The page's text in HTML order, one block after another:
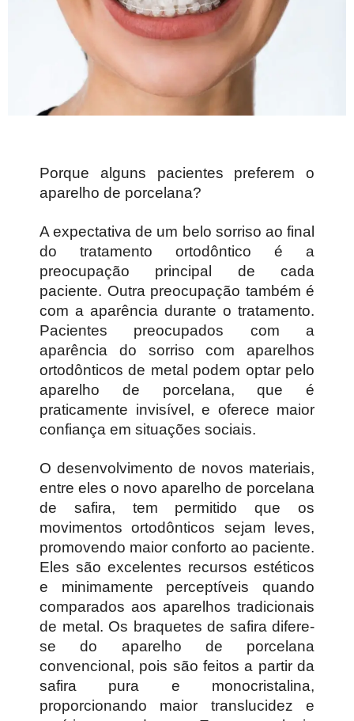
Porque alguns pacientes preferem o
aparelho de porcelana?
A expectativa de um belo sorriso ao final
do tratamento ortodôntico é a
preocupação principal de cada
paciente. Outra preocupação também é
com a aparência durante o tratamento.
Pacientes preocupados com a
aparência do sorriso com aparelhos
ortodônticos de metal podem optar pelo
aparelho de porcelana, que é
praticamente invisível, e oferece maior
confiança em situações sociais.
O desenvolvimento de novos materiais,
entre eles o novo aparelho de porcelana
de safira, tem permitido que os
movimentos ortodônticos sejam leves,
promovendo maior conforto ao paciente.
Eles são excelentes recursos estéticos
e minimamente perceptíveis quando
comparados aos aparelhos tradicionais
de metal. Os braquetes de safira difere-
se do aparelho de porcelana
convencional, pois são feitos a partir da
safira pura e monocristalina,
proporcionando maior translucidez e